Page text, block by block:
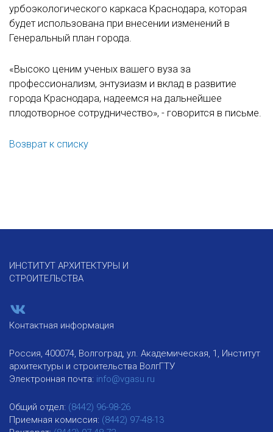
урбоэкологического каркаса Краснодара, которая
будет использована при внесении изменений в
Генеральный план города.
«Высоко ценим ученых вашего вуза за
профессионализм, энтузиазм и вклад в развитие
города Краснодара, надеемся на дальнейшее
плодотворное сотрудничество», - говорится в письме.
Возврат к списку
ИНСТИТУТ АРХИТЕКТУРЫ И
СТРОИТЕЛЬСТВА
Контактная информация
Россия, 400074, Волгоград, ул. Академическая, 1, Институт
архитектуры и строительства ВолгГТУ
Электронная почта: info@vgasu.ru
Общий отдел: (8442) 96-98-26
Приемная комиссия: (8442) 97-48-13